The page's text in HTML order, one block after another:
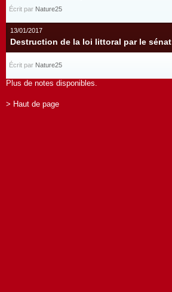
Écrit par Nature25
13/01/2017
Destruction de la loi littoral par le sénat
Écrit par Nature25
Plus de notes disponibles.
> Haut de page